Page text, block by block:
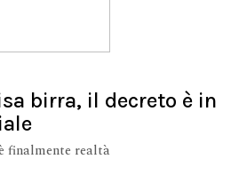
birra, il decreto è in
finalmente realtà